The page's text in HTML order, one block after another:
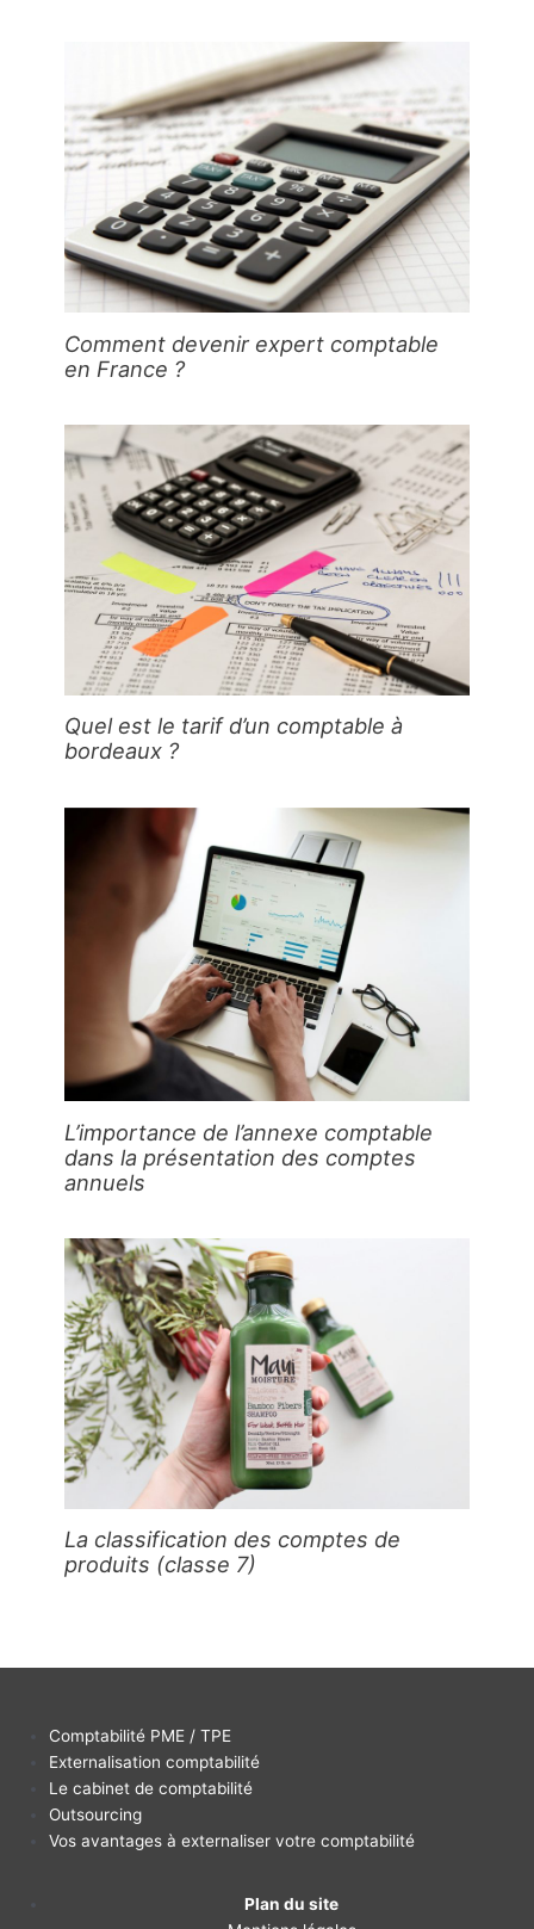
Comment devenir expert comptable
en France ?
Quel est le tarif d’un comptable à
bordeaux ?
L’importance de l’annexe comptable
dans la présentation des comptes
annuels
La classification des comptes de
produits (classe 7)
Comptabilité PME / TPE
Externalisation comptabilité
Le cabinet de comptabilité
Outsourcing
Vos avantages à externaliser votre comptabilité
Plan du site